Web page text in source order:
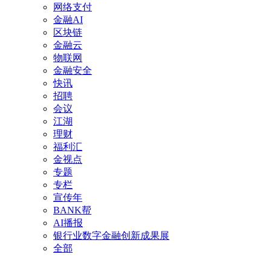
网络支付
金融AI
区块链
金融云
物联网
金融安全
快讯
招聘
会议
江湖
理财
福利汇
金视点
专题
专栏
宣传年
BANK帮
AI播报
银行业数字金融创新成果展
全部